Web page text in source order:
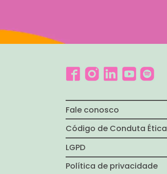
Fale conosco
Código de Conduta Ética
LGPD
Política de privacidade